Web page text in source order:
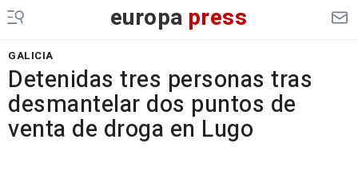
europa press
GALICIA
Detenidas tres personas tras
desmantelar dos puntos de
venta de droga en Lugo